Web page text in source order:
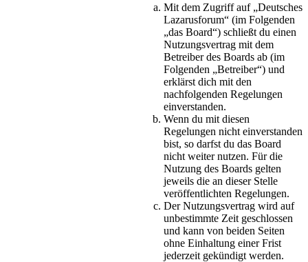
Mit dem Zugriff auf „Deutsches
Lazarusforum“ (im Folgenden
„das Board“) schließt du einen
Nutzungsvertrag mit dem
Betreiber des Boards ab (im
Folgenden „Betreiber“) und
erklärst dich mit den
nachfolgenden Regelungen
einverstanden.
Wenn du mit diesen
Regelungen nicht einverstanden
bist, so darfst du das Board
nicht weiter nutzen. Für die
Nutzung des Boards gelten
jeweils die an dieser Stelle
veröffentlichten Regelungen.
Der Nutzungsvertrag wird auf
unbestimmte Zeit geschlossen
und kann von beiden Seiten
ohne Einhaltung einer Frist
jederzeit gekündigt werden.